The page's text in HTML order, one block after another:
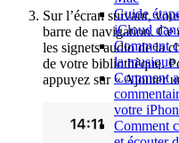
Guide
iCloud
Comment
la musique
Comment
votre
Comment
Sur l’écran suivant,
barre de navigation. Ce
les signets audio de la
de votre bibliothèque.
appuyez sur « Ajouter